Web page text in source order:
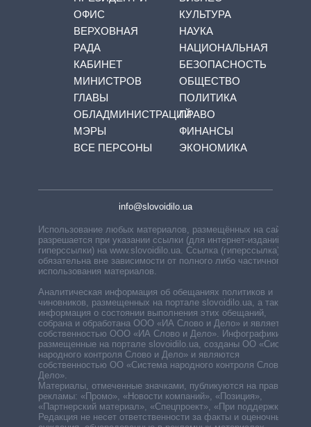
ОФИС
ВЕРХОВНАЯ
РАДА
КАБИНЕТ
МИНИСТРОВ
ГЛАВЫ
ОБЛАДМИНИСТРАЦИЙ
МЭРЫ
ВСЕ ПЕРСОНЫ
КУЛЬТУРА
НАУКА
НАЦИОНАЛЬНАЯ
БЕЗОПАСНОСТЬ
ОБЩЕСТВО
ПОЛИТИКА
ПРАВО
ФИНАНСЫ
ЭКОНОМИКА
info@slovoidilo.ua
Использование любых материалов, размещённых на сайте,
разрешается при указании ссылки (для интернет-изданий —
гиперссылки) на www.slovoidilo.ua. Ссылка (гиперссылка)
обязательна вне зависимости от полного либо частичного
использования материалов.
Аналитическая информация об обещаниях политиков и
чиновников, размещенных на портале slovoidilo.ua, а также
информация о состоянии выполнения этих обещаний,
собрана и обработана ООО «ИА Слово и Дело» и является
собственностью ООО «ИА Слово и Дело». Инфографики,
размещенные на портале slovoidilo.ua, созданы ОО «Система
народного контроля Слово и Дело» и являются
собственностью ОО «Система народного контроля Слово и
Дело».
Материалы, отмеченные значками, публикуются на правах
рекламы: «Промо», «Новости компаний», «Позиция»,
«Партнерский материал», «Спецпроект», «При поддержке».
Редакция не несет ответственности за факты и оценочные